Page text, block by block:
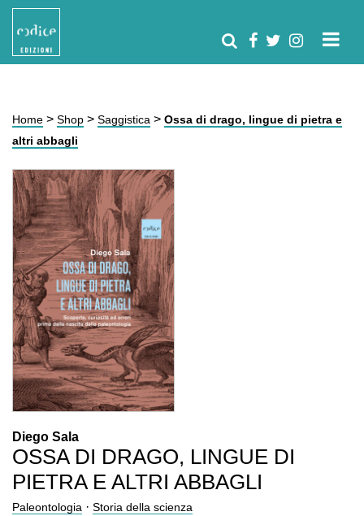
Home > Shop > Saggistica > Ossa di drago, lingue di pietra e
altri abbagli
Diego Sala
OSSA DI DRAGO, LINGUE DI
PIETRA E ALTRI ABBAGLI
Paleontologia · Storia della scienza